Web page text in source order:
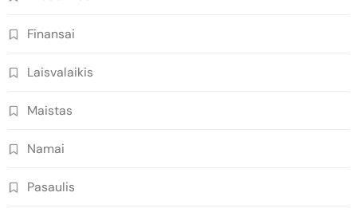
Finansai
Laisvalaikis
Maistas
Namai
Pasaulis